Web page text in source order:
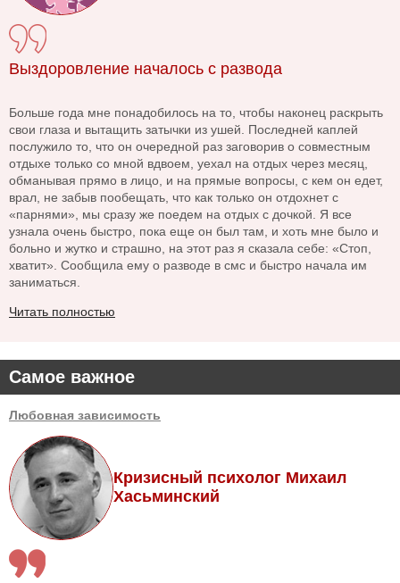
Самое важное
Любовная зависимость
Кризисный психолог Михаил
Хасьминский
Выздоровление началось с развода
Больше года мне понадобилось на то, чтобы наконец раскрыть
свои глаза и вытащить затычки из ушей. Последней каплей
послужило то, что он очередной раз заговорив о совместным
отдыхе только со мной вдвоем, уехал на отдых через месяц,
обманывая прямо в лицо, и на прямые вопросы, с кем он едет,
врал, не забыв пообещать, что как только он отдохнет с
«парнями», мы сразу же поедем на отдых с дочкой. Я все
узнала очень быстро, пока еще он был там, и хоть мне было и
больно и жутко и страшно, на этот раз я сказала себе: «Стоп,
хватит». Сообщила ему о разводе в смс и быстро начала им
заниматься.
Читать полностью